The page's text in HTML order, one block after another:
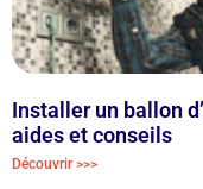
Installer un ballon
aides et conseils
Découvrir >>>